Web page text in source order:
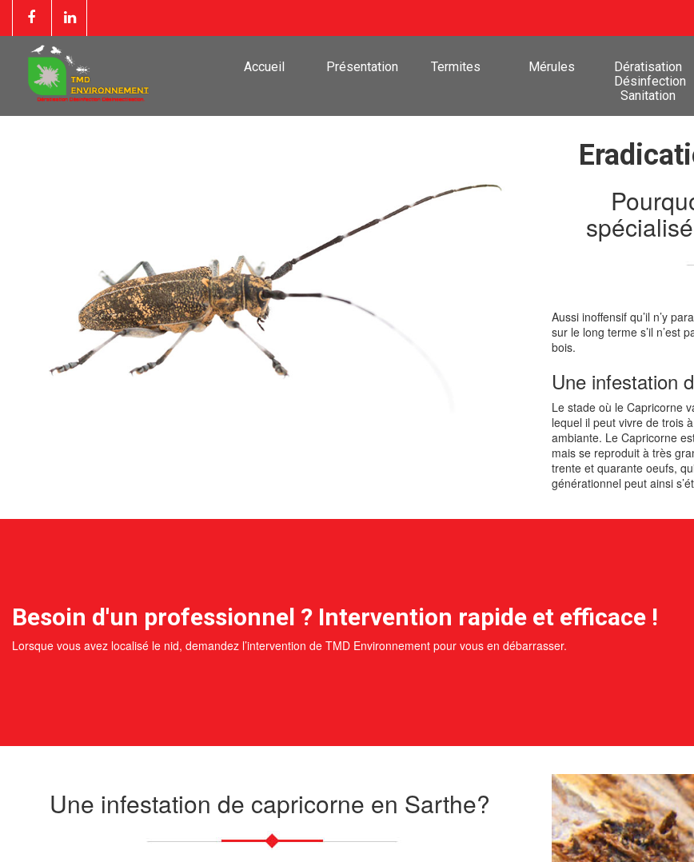
Accueil Présentation Termites Mérules
Dératisation
Désinfection
Sanitation
Aussi inoffensif qu’il n’y
sur le long terme s’il n’est
bois.
Une infestation
Le stade où le Capricorne
lequel il peut vivre de trois
ambiante. Le Capricorne
mais se reproduit à très
trente et quarante oeufs,
générationnel peut ainsi
Besoin d'un professionnel ? Intervention rapide et efficace !
Lorsque vous avez localisé le nid, demandez l’intervention de TMD Environnement pour vous en débarrasser.
Une infestation de capricorne en Sarthe?